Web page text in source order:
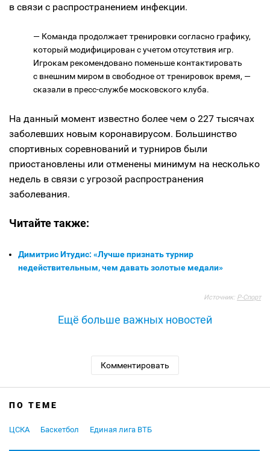
в связи с распространением инфекции.
— Команда продолжает тренировки согласно графику,
который модифицирован с учетом отсутствия игр.
Игрокам рекомендовано поменьше контактировать
с внешним миром в свободное от тренировок время, —
сказали в пресс-службе московского клуба.
На данный момент известно более чем о 227 тысячах
заболевших новым коронавирусом. Большинство
спортивных соревнований и турниров были
приостановлены или отменены минимум на несколько
недель в связи с угрозой распространения
заболевания.
Читайте также:
Димитрис Итудис: «Лучше признать турнир
недействительным, чем давать золотые медали»
Источник: Р-Спорт
Ещё больше важных новостей
Комментировать
ПО ТЕМЕ
ЦСКА Баскетбол Единая лига ВТБ